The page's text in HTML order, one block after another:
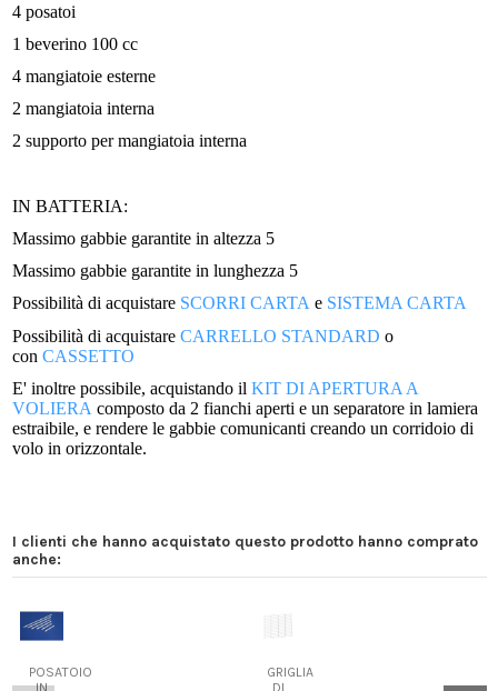
4 posatoi
1 beverino 100 cc
4 mangiatoie esterne
2 mangiatoia interna
2 supporto per mangiatoia interna
IN BATTERIA:
Massimo gabbie garantite in altezza 5
Massimo gabbie garantite in lunghezza 5
Possibilità di acquistare SCORRI CARTA e SISTEMA CARTA
Possibilità di acquistare CARRELLO STANDARD o
con CASSETTO
E' inoltre possibile, acquistando il KIT DI APERTURA A
VOLIERA composto da 2 fianchi aperti e un separatore in lamiera
estraibile, e rendere le gabbie comunicanti creando un corridoio di
volo in orizzontale.
I clienti che hanno acquistato questo prodotto hanno comprato
anche:
POSATOIO
IN
GRIGLIA
DI